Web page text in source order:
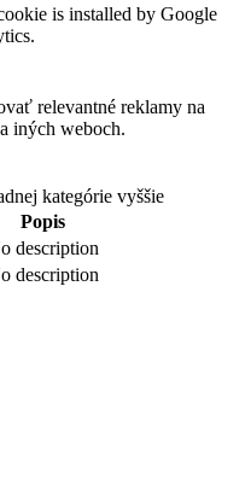
is installed by Google
relevantné reklamy na
iných weboch.
kategórie vyššie
Popis
description
description